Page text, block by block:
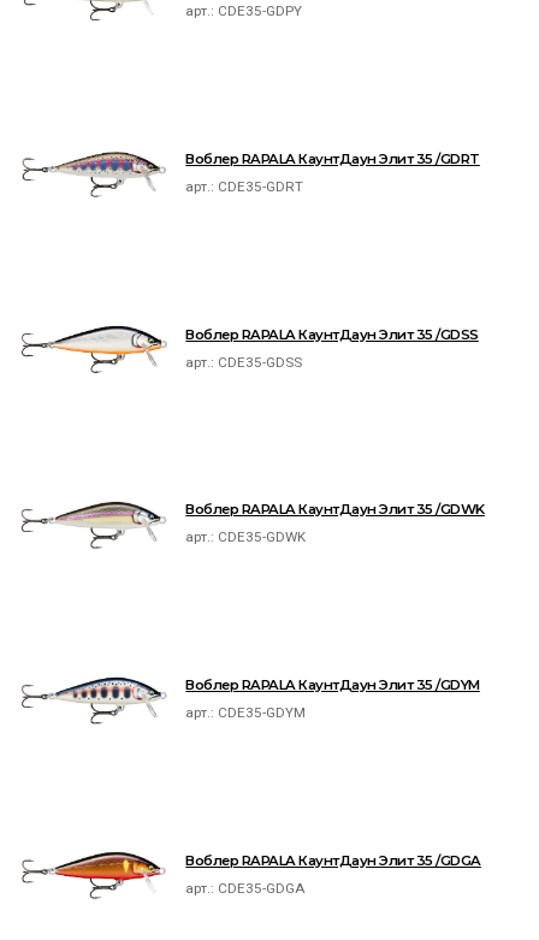
арт.: CDE35-GDPY
Воблер RAPALA КаунтДаун Элит 35 /GDRT
арт.: CDE35-GDRT
Воблер RAPALA КаунтДаун Элит 35 /GDSS
арт.: CDE35-GDSS
Воблер RAPALA КаунтДаун Элит 35 /GDWK
арт.: CDE35-GDWK
Воблер RAPALA КаунтДаун Элит 35 /GDYM
арт.: CDE35-GDYM
Воблер RAPALA КаунтДаун Элит 35 /GDGA
арт.: CDE35-GDGA